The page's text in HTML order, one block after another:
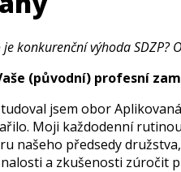
konkurenční výhoda
(původní) profesní
jsem obor
Moji každodenní
našeho předsedy
a zkušenosti